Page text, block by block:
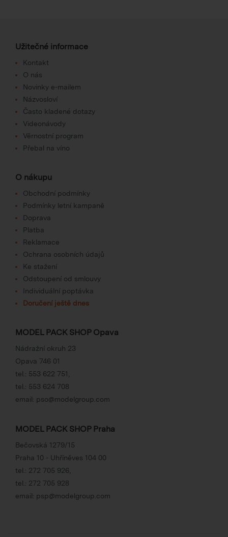
Užitečné informace
Kontakt
O nás
Novinky e-mailem
Názvosloví
Často kladené dotazy
Videonávody
Věrnostní program
Přebal na víno
O nákupu
Obchodní podmínky
Podmínky letní kampaně
Doprava
Platba
Reklamace
Ochrana osobních údajů
Ke stažení
Odstoupení od smlouvy
Individuální poptávka
Doručení ještě dnes
MODEL PACK SHOP Opava
Nádražní okruh 23
Opava 746 01
tel.: 553 622 751
tel.: 553 624 708
email: pso@modelgroup.com
MODEL PACK SHOP Praha
Bečovská 1279/15
Praha 10 - Uhříněves 104 00
tel.: 272 705 926
tel.: 272 705 928
email: psp@modelgroup.com